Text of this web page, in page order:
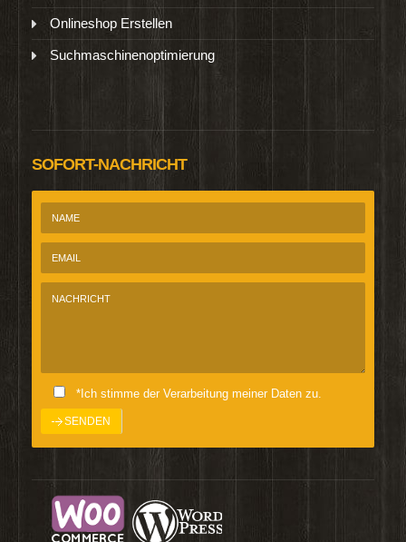
Onlineshop Erstellen
Suchmaschinenoptimierung
SOFORT-NACHRICHT
*Ich stimme der Verarbeitung meiner Daten zu.